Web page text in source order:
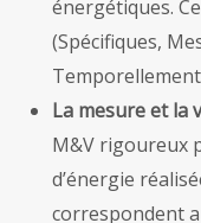
énergétiques.
(Spécifiques,
La mesure et la
M&V rigoureux
d’énergie
correspondent